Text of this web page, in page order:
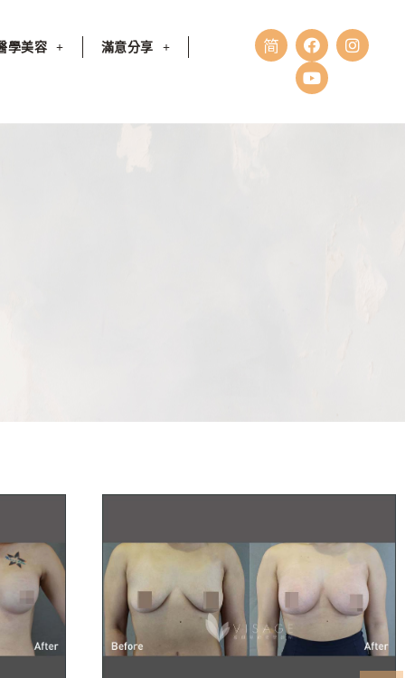
學美容 滿意分享